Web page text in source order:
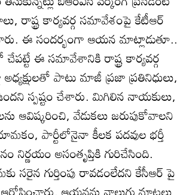
రాష్ట్ర కార్యవర్గ సమావేశంపై కేటీఆర్‌
ఈ సందర్భంగా ఆయన మాట్లాడుతూ..
ఈ సమావేశానికి రాష్ట్ర కార్యవర్గ
అధ్యక్షులతో పాటు మాజీ ప్రజా ప్రతినిధులు,
స్పష్టం చేశారు. మిగిలిన నాయకులు,
ఆవిష్కరించి, వేడుకలు జరుపుకోవాలని
పార్టీలోనైనా కీలక పదవుల భర్తీ
అసంతృప్తికి గురిచేసింది.
సరైన గుర్తింపు రావడంలేదని కేసీఆర్‌ పై